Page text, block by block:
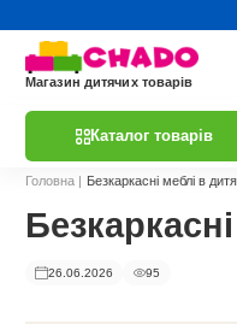
Магазин дитячих товарів
Каталог товарів
Головна | Безкаркасні меблі в
26.06.2026 95